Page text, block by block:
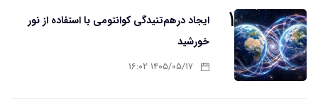
۱
ایجاد درهم‌تنیدگی کوانتومی با استفاده از نور
خورشید
۱۴۰۵/۰۵/۱۷ ۱۶:۰۲